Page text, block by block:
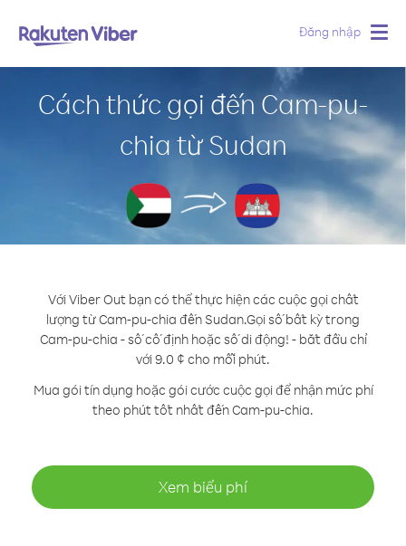
Đăng nhập
Cách thức gọi đến Cam-pu-
chia từ Sudan
Với Viber Out bạn có thể thực hiện các cuộc gọi chất
lượng từ Cam-pu-chia đến Sudan.Gọi số bất kỳ trong
Cam-pu-chia - số cố định hoặc số di động! - bắt đầu chỉ
với 9.0 ¢ cho mỗi phút.
Mua gói tín dụng hoặc gói cước cuộc gọi để nhận mức phí
theo phút tốt nhất đến Cam-pu-chia.
Xem biểu phí